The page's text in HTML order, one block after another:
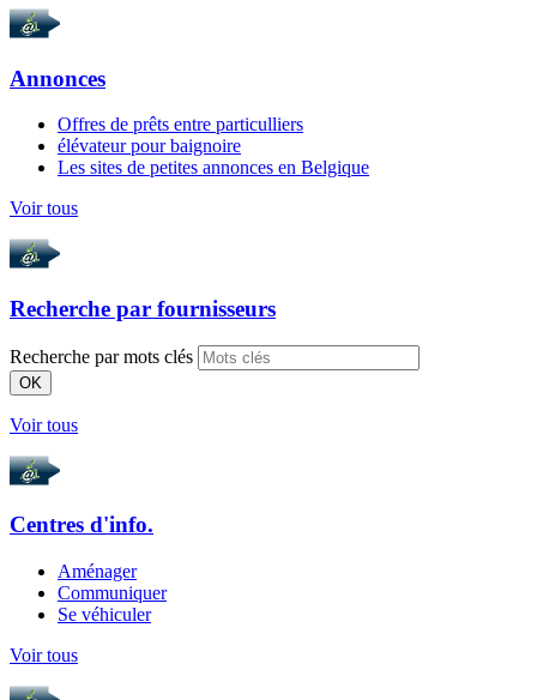
Annonces
Offres de prêts entre particulliers
élévateur pour baignoire
Les sites de petites annonces en Belgique
Voir tous
Recherche par fournisseurs
Recherche par mots clés
OK
Voir tous
Centres d'info.
Aménager
Communiquer
Se véhiculer
Voir tous